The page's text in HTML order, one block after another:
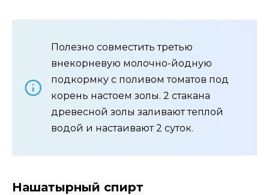
Полезно совместить третью
внекорневую молочно-йодную
подкормку с поливом томатов под
корень настоем золы. 2 стакана
древесной золы заливают теплой
водой и настаивают 2 суток.
Нашатырный спирт